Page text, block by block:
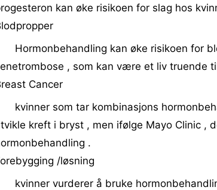
kan øke risikoen for slag hos
Hormonbehandling kan øke risikoen for
, som kan være et liv truende
Cancer
kvinner som tar kombinasjons
kreft i bryst , men ifølge Mayo Clinic ,
.
/løsning
kvinner vurderer å bruke